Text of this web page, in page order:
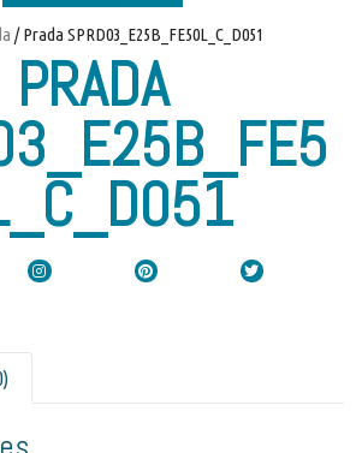
/ Prada SPRD03_E25B_FE50L_C_D051
PRADA